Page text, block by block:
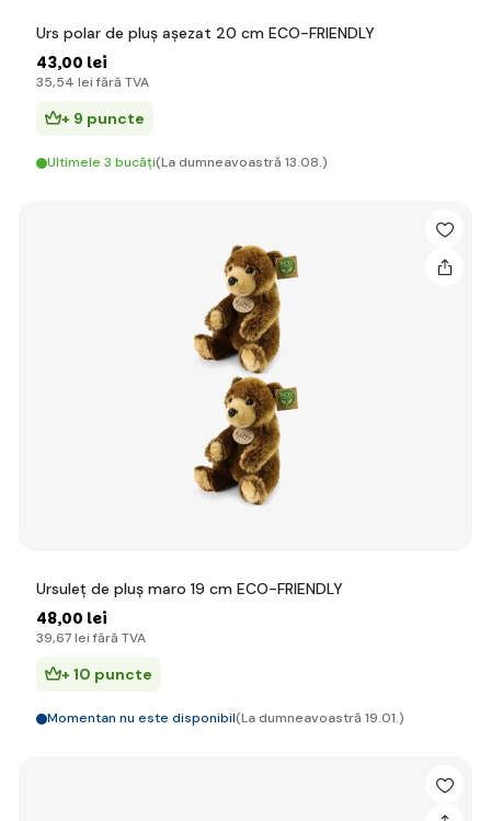
Urs polar de pluș așezat 20 cm ECO-FRIENDLY
43,00 lei
35,54 lei fără TVA
+ 9 puncte
Ultimele 3 bucăți(La dumneavoastră 13.08.)
Ursuleț de pluș maro 19 cm ECO-FRIENDLY
48,00 lei
39,67 lei fără TVA
+ 10 puncte
Momentan nu este disponibil(La dumneavoastră 19.01.)